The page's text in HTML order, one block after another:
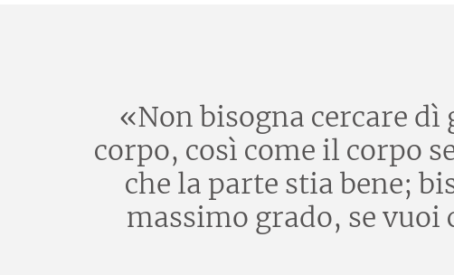
«Non bisogna cercare dì
corpo, così come il corpo
che la parte stia bene;
massimo grado, se vuoi